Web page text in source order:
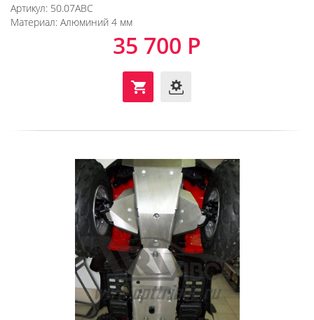
Артикул: 50.07ABC
Материал: Алюминий 4 мм
35 700 Р